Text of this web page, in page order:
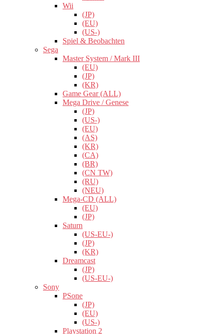
Wii
(JP)
(EU)
(US-)
Spiel & Beobachten
Sega
Master System / Mark III
(EU)
(JP)
(KR)
Game Gear (ALL)
Mega Drive / Genese
(JP)
(US-)
(EU)
(AS)
(KR)
(CA)
(BR)
(CN TW)
(RU)
(NEU)
Mega-CD (ALL)
(EU)
(JP)
Saturn
(US-EU-)
(JP)
(KR)
Dreamcast
(JP)
(US-EU-)
Sony
PSone
(JP)
(EU)
(US-)
Playstation 2